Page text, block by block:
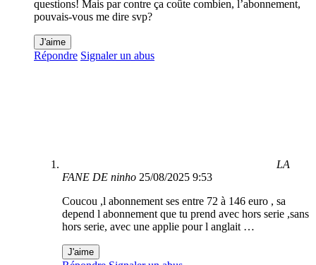
questions! Mais par contre ça coûte combien, l’abonnement,
pouvais-vous me dire svp?
J'aime
Répondre Signaler un abus
LA
FANE DE ninho 25/08/2025 9:53
Coucou ,l abonnement ses entre 72 à 146 euro , sa
depend l abonnement que tu prend avec hors serie ,sans
hors serie, avec une applie pour l anglait …
J'aime